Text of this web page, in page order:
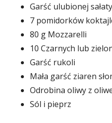
Garść ulubionej
7 pomidorków
80 g Mozzarelli
10 Czarnych lub
Garść rukoli
Mała garść ziaren
Odrobina oliwy z
Sól i pieprz